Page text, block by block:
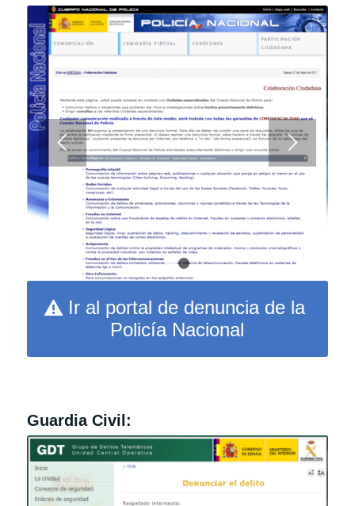
Ir al portal de denuncia de la
Policía Nacional
Guardia Civil: